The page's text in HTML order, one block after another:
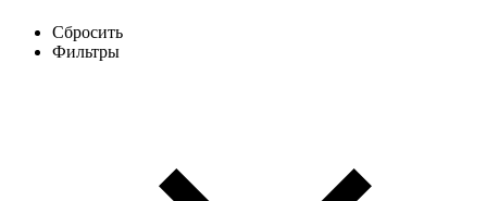
Сбросить
Фильтры